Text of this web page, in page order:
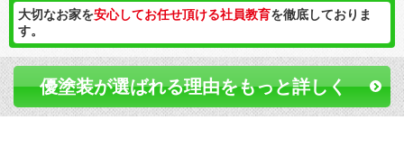
大切なお家を安心してお任せ頂ける社員教育を徹底しておりま
す。
優塗装が選ばれる理由をもっと詳しく